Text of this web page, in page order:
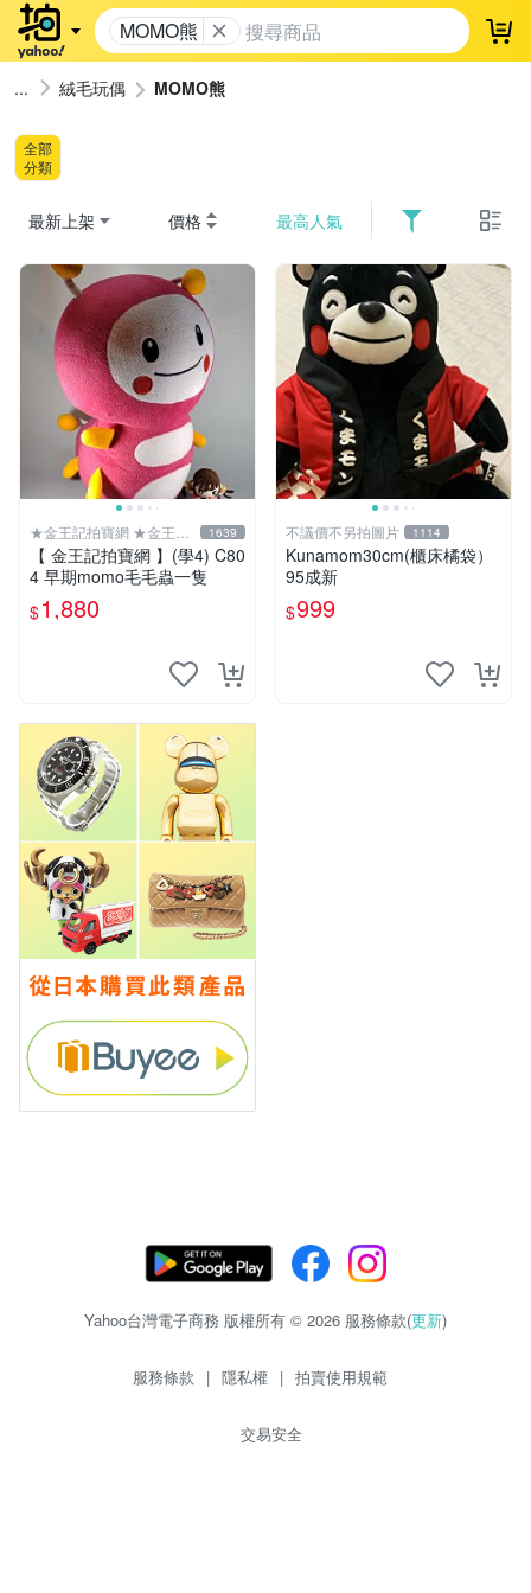
MOMO熊 登
絨毛玩偶 MOMO熊
全部
分類
最新上架 價格 最高人氣
★金王記拍寶網 ★金王記
拍寶趣
1639
【 金王記拍寶網 】(學4) C80
4 早期momo毛毛蟲一隻
$1,880
不議價不另拍圖片 1114
Kunamom30cm(櫃床橘袋）
95成新
$999
Yahoo台灣電子商務 版權所有 © 2026 服務條款(更新)
服務條款 | 隱私權 | 拍賣使用規範
交易安全